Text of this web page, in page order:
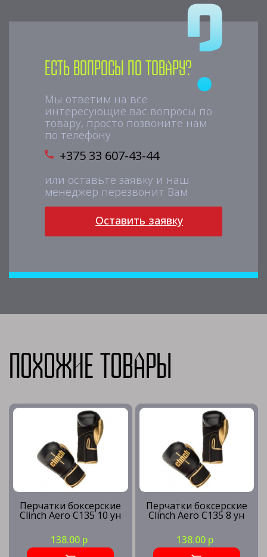
Есть вопросы по товару?
Мы ответим на все
интересующие вас вопросы по
товару, просто позвоните нам
по телефону
+375 33 607-43-44
или оставьте заявку и наш
менеджер перезвонит Вам
Оставить заявку
Похожие товары
Перчатки боксерские
Clinch Aero C135 10 ун
138.00 р
Перчатки боксерские
Clinch Aero C135 8 ун
138.00 р